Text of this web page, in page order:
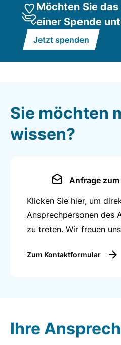
Möchten Sie
einer Spende
Jetzt spenden
Sie möchten
wissen?
Anfrage
Klicken Sie hier, um
Ansprechpersonen des
zu treten. Wir freuen
Zum Kontaktformular
Ihre